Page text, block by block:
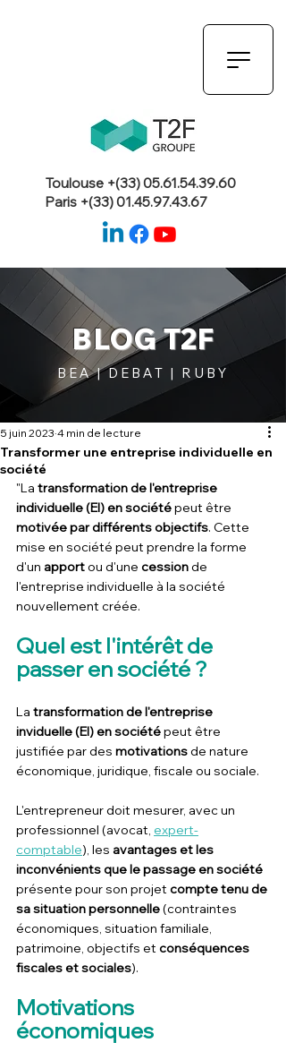
Toulouse +(33)05.61.54.39.60
Paris +(33)01.45.97.43.67
BLOG T2F
BEA | DEBAT | RUBY
Transformer une entreprise individuelle en
société
5 juin 2023 4 min de lecture
"La transformation de l'entreprise
individuelle (EI) en société peut être
motivée par différents objectifs. Cette
mise en société peut prendre la forme
d'un apport ou d'une cession de
l'entreprise individuelle à la société
nouvellement créée.
Quel est l'intérêt de
passer en société ?
La transformation de l'entreprise
inviduelle (EI) en société peut être
justifiée par des motivations de nature
économique, juridique, fiscale ou sociale.
L'entrepreneur doit mesurer, avec un
professionnel (avocat, expert-
comptable), les avantages et les
inconvénients que le passage en société
présente pour son projet compte tenu de
sa situation personnelle (contraintes
économiques, situation familiale,
patrimoine, objectifs et conséquences
fiscales et sociales).
Motivations
économiques